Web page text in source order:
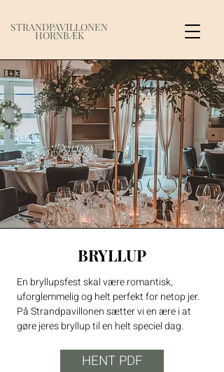
STRANDPAVILLONEN
HORNBÆK
BRYLLUP
En bryllupsfest skal være romantisk,
uforglemmelig og helt perfekt for netop jer.
På Strandpavillonen sætter vi en ære i at
gøre jeres bryllup til en helt speciel dag.​​​
HENT PDF